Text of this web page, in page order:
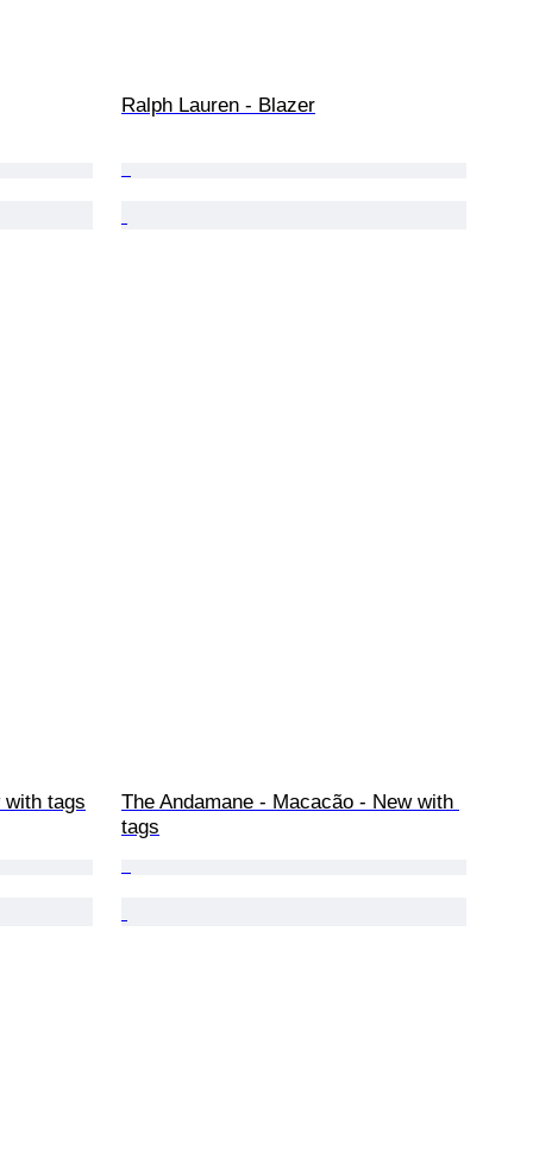
Ralph Lauren - Blazer
with tags
The Andamane - Macacão - New with
tags